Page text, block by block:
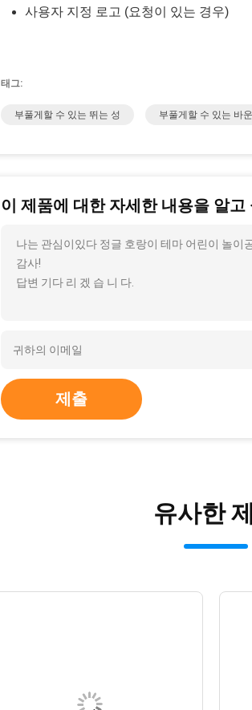
사용자 지정 로고 (요청이 있는 경우)
태그:
부풀게할 수 있는 뛰는 성 부풀게할 수 있는 바
이 제품에 대한 자세한 내용을 알고
나는 관심이있다 정글 호랑이 테마 어린이 놀이
감사!
답변 기다 리 겠 습 니 다.
제출
유사한